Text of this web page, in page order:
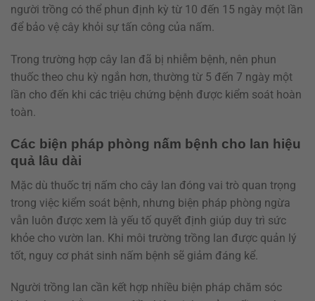
người trồng có thể phun định kỳ từ 10 đến 15 ngày một lần
để bảo vệ cây khỏi sự tấn công của nấm.
Trong trường hợp cây lan đã bị nhiễm bệnh, nên phun
thuốc theo chu kỳ ngắn hơn, thường từ 5 đến 7 ngày một
lần cho đến khi các triệu chứng bệnh được kiểm soát hoàn
toàn.
Các biện pháp phòng nấm bệnh cho lan hiệu
quả lâu dài
Mặc dù thuốc trị nấm cho cây lan đóng vai trò quan trọng
trong việc kiểm soát bệnh, nhưng biện pháp phòng ngừa
vẫn luôn được xem là yếu tố quyết định giúp duy trì sức
khỏe cho vườn lan. Khi môi trường trồng lan được quản lý
tốt, nguy cơ phát sinh nấm bệnh sẽ giảm đáng kể.
Người trồng lan cần kết hợp nhiều biện pháp chăm sóc